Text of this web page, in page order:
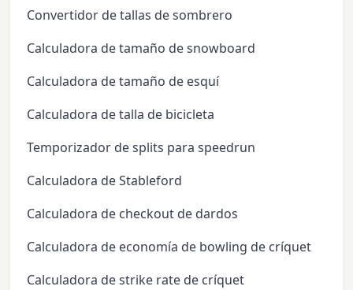
Convertidor de tallas de sombrero
Calculadora de tamaño de snowboard
Calculadora de tamaño de esquí
Calculadora de talla de bicicleta
Temporizador de splits para speedrun
Calculadora de Stableford
Calculadora de checkout de dardos
Calculadora de economía de bowling de críquet
Calculadora de strike rate de críquet